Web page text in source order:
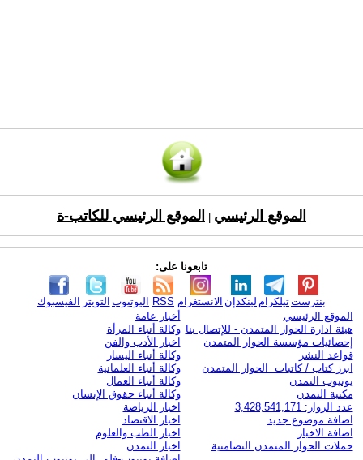
الموقع الرئيسي الموقع الرئيسي للكاتب-ة
تابعونا على:
الفيسبوك التويتر اليوتيوب RSS الانستغرام لينكدإن تيلكرامبنترست
الموقع الرئيسي
هيئة ادارة الحوار المتمدن - للإتصال بنا
إحصائيات مؤسسة الحوار المتمدن
قواعد النشر
ابرز كتاب / كاتبات الحوار المتمدن
يوتيوب التمدن
مكتبة التمدن
عدد الزوار: 3,428,541,171
اضافة موضوع جديد
اضافة الاخبار
حملات الحوار المتمدن التضامنية
أخبار عامة
وكالة أنباء المرأة
اخبار الأدب والفن
وكالة أنباء اليسار
وكالة أنباء العلمانية
وكالة أنباء العمال
وكالة أنباء حقوق الإنسان
اخبار الرياضة
اخبار الاقتصاد
اخبار الطب والعلوم
اخبار التمدن